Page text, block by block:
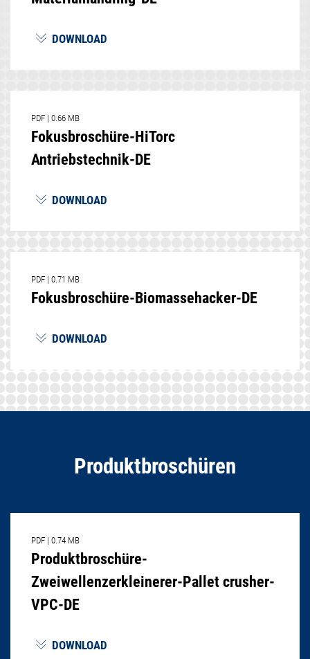
DOWNLOAD
PDF | 0.66 MB
Fokusbroschüre-HiTorc
Antriebstechnik-DE
DOWNLOAD
PDF | 0.71 MB
Fokusbroschüre-Biomassehacker-DE
DOWNLOAD
Produktbroschüren
PDF | 0.74 MB
Produktbroschüre-
Zweiwellenzerkleinerer-Pallet crusher-
VPC-DE
DOWNLOAD